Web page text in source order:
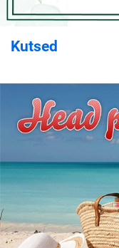
Kutsed